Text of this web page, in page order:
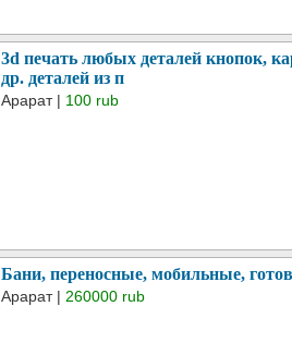
3d печать любых деталей кнопок,
др. деталей из п
Арарат | 100 rub
Бани, переносные, мобильные,
Арарат | 260000 rub